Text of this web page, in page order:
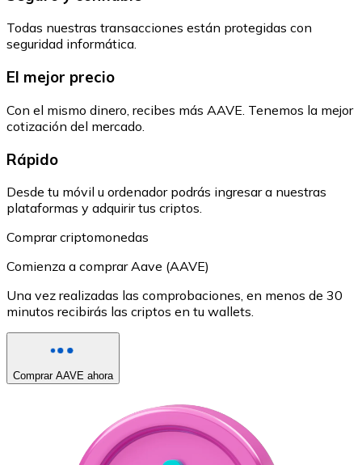
Todas nuestras transacciones están protegidas con
seguridad informática.
El mejor precio
Con el mismo dinero, recibes más AAVE. Tenemos la mejor
cotización del mercado.
Rápido
Desde tu móvil u ordenador podrás ingresar a nuestras
plataformas y adquirir tus criptos.
Comprar criptomonedas
Comienza a comprar Aave (AAVE)
Una vez realizadas las comprobaciones, en menos de 30
minutos recibirás las criptos en tu wallets.
Comprar AAVE ahora